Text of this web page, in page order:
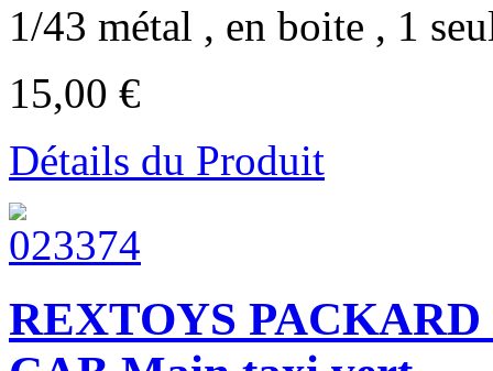
1/43 métal , en boite , 1
15,00 €
Détails du Produit
REXTOYS PACKARD